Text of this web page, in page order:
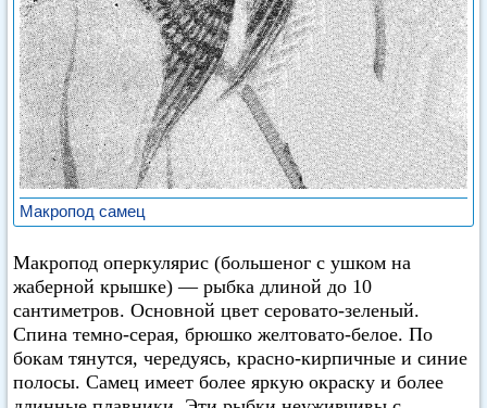
Макропод самец
Макропод оперкулярис (большеног с ушком на
жаберной крышке) — рыбка длиной до 10
сантиметров. Основной цвет серовато-зеленый.
Спина темно-серая, брюшко желтовато-белое. По
бокам тянутся, чередуясь, красно-кирпичные и синие
полосы. Самец имеет более яркую окраску и более